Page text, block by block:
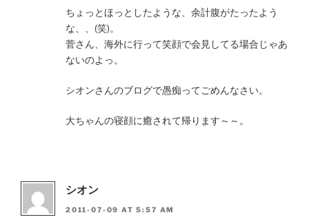
ちょっとほっとしたような、余計腹がたったよう
な、、(笑)。
菅さん、海外に行って笑顔で会見してる場合じゃあ
ないのよっ。
シオンさんのブログで愚痴ってごめんなさい。
大ちゃんの寝顔に癒されて帰ります～～。
シオン
2011-07-09 AT 5:57 AM